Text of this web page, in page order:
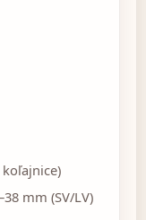
mm (SV/LV)